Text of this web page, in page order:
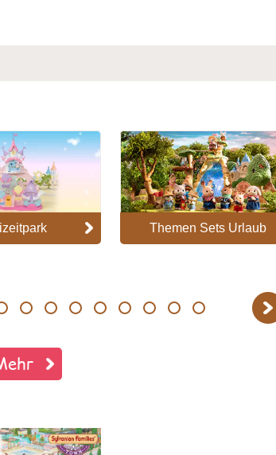
Themen Sets Urlaub